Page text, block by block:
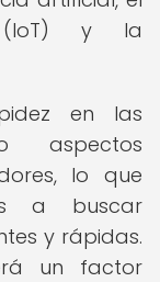
y la
en las
aspectos
lo que
a buscar
y rápidas.
un factor